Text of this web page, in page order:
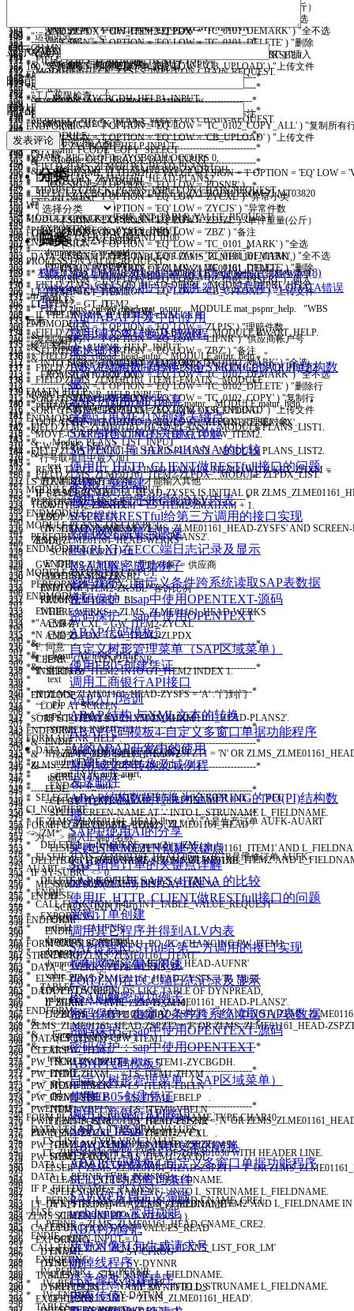
283
284
285
286
287
288
289
290
291
292
293
294
295
296
297
298
299
300
301
302
303
304
305
306
307
308
309
310
311
312
313
314
315
316
317
318
319
320
321
322
323
324
325
326
327
328
329
330
331
332
333
334
335
336
337
338
339
340
341
342
343
344
345
346
347
348
349
350
351
352
353
354
355
356
357
358
359
360
361
362
363
364
365
366
367
368
369
370
371
372
373
374
375
376
377
378
379
380
381
382
383
384
385
386
387
388
389
390
* dynprofield = 'ZLMS_ZLME01161_ITEM1-MATNR'
* value_org = 'S'
* TABLES
* value_tab = lt_matnr_dlh.
ENDMODULE.
*&---------------------------------------------------------------------*
*& Module ZYCBGDH_HELP1 INPUT
*&---------------------------------------------------------------------*
* text
*----------------------------------------------------------------------*
MODULE ZYCBGDH_HELP INPUT.
* DATA: BEGIN OF lt_ZYCBGDH OCCURS 0,
* ZYCBGDH TYPE ZLMT03820-ZYCBGDH,
* END OF lt_ZYCBGDH.
* SELECT ZYCBGDH INTO TABLE lt_ZYCBGDH FROM ZLMT03820
WHERE KGS = ''.
* CALL FUNCTION 'F4IF_INT_TABLE_VALUE_REQUEST'
* EXPORTING
* retfield = 'ZYCBGDH'
* dynpprog = sy-repid
* dynpnr = sy-dynnr
* dynprofield = 'ZLMS_ZLME01161_HEAD-ZYCBGDH'
* value_org = 'S'
* TABLES
* value_tab = lt_ZYCBGDH.
ENDMODULE.
*&---------------------------------------------------------------------*
*& Module AUFNR_HELP INPUT
*&---------------------------------------------------------------------*
* text
*----------------------------------------------------------------------*
MODULEAUFNR_HELP INPUT.
* PERFORM aufnr_help.
ENDMODULE.
*&---------------------------------------------------------------------*
*& Module PLANS_LIST INPUT
*&---------------------------------------------------------------------*
* text
*----------------------------------------------------------------------*
MODULE PLANS_LIST1 INPUT.
PERFORM PLANS_LIST USING 'PLANS1'.
ENDMODULE.
MODULE PLANS_LIST2 INPUT.
PERFORM PLANS_LIST USING 'PLANS2'.
ENDMODULE.
MODULE ZLPDX_LIST INPUT.
PERFORM PF_ZLPDX_LIST .
ENDMODULE.
*&---------------------------------------------------------------------*
*& Form AUFNR_HELP
*&---------------------------------------------------------------------*
* text
*----------------------------------------------------------------------*
* --> p1 text
* <-- p2 text
*----------------------------------------------------------------------*
FORMAUFNR_HELP .
* DATA: BEGIN OF lt_aufk OCCURS 0,
* aufnr TYPE aufk-aufnr,
* auart TYPE aufk-auart,
* END OF lt_aufk.
* SELECT aufnr auart INTO TABLE lt_aufk FROM aufk. "#EC
CI_NOWHERE
* IF ZLMS_ZLME01161_HEAD-lltyp = 'A'."A是生产订单 AUFK-AUART
<> 'ZM*'
* DELETE lt_aufk WHERE auart(2) = 'ZM'.
* ELSEIF ZLMS_ZLME01161_HEAD-lltyp = 'B'."B是维修订单 AUFK-
AUART = 'ZM*'
* DELETE lt_aufk WHERE auart(2) <> 'ZM'.
* ENDIF.
* CALL FUNCTION 'F4IF_INT_TABLE_VALUE_REQUEST'
* EXPORTING
* retfield = 'AUFNR'
* dynpprog = sy-repid
* dynpnr = sy-dynnr
* dynprofield = 'ZLMS_ZLME01161_HEAD-AUFNR'
* value_org = 'S'
* TABLES
* value_tab = lt_aufk.
ENDFORM.
*&---------------------------------------------------------------------*
*& Form PLANS_LIST
*&---------------------------------------------------------------------*
* text
*----------------------------------------------------------------------*
* --> p1 text
* <-- p2 text
*----------------------------------------------------------------------*
FORM PLANS_LIST USING P_FIELDNAME TYPE CHAR10.
DATA:LT_LIST TYPE VRM_VALUES,
LS_LIST TYPE VRM_VALUE,
LT_ZHRS01030 TYPE TABLE OF ZHRS01030 WITH HEADER LINE.
DATA: L_VRM_ID TYPE VRM_ID.
DATA: L_PERNR TYPE PERSNO.
IF P _FIELDNAME = 'PLANS1'.
L_ PERNR = ZLMS_ZLME01161_HEAD-CNAME_CRE1.
ELSE.
L_PERNR = ZLMS_ZLME01161_HEAD-CNAME CRE2.
ENDIF.
CALL FUNCTION 'ZFM_HR_GET_PLANS_LIST_FOR_LM'
EXPORTING
IV_PERNR = L_PERNR
* IV_BEGDA = SY-DATUM
* IV_ENDDA = SY-DATUM
TABLES
252
253
254
255
256
257
258
259
260
261
262
* text
*----------------------------------------------------------------------*
*&---------------------------------------------------------------------*
*& Module CHECK_FISTL_INPUT INPUT
*&---------------------------------------------------------------------*
* text
*----------------------------------------------------------------------*
MODULE
PERFORM CHECK_PLANS_INPUT.
ENDMODULE.
*&---------------------------------------------------------------------*
*& Module GET_HRAQX_DATA INPUT
*&---------------------------------------------------------------------*
* text
*----------------------------------------------------------------------*
MODULE CHECK_ZYSFS_INPUT INPUT.
PERFORM CHECK_ZYSFS_INPUT.
ENDMODULE.
184
185
186
187
188
189
190
191
192
193
194
195
196
197
198
199
200
201
202
203
204
205
206
207
208
209
210
211
212
213
214
215
216
217
218
219
220
221
222
223
224
225
226
227
228
229
230
231
232
233
234
235
236
237
238
239
240
241
242
243
244
245
246
247
248
249
250
251
252
253
254
255
256
257
258
259
260
261
262
263
264
265
266
267
268
269
270
271
272
273
274
275
276
277
278
279
280
281
282
283
284
285
286
287
288
289
290
291
"单件重量(公斤）
"全选
( SIGN = 'I' OPTION = 'EQ' LOW = 'TC_0101_DEMARK' ) "全不选
( SIGN = 'I' OPTION = 'EQ' LOW = 'TC_0101_DELETE' ) "删除
'TC_0101_INSERT' ) "插入
( SIGN = 'I' OPTION = 'EQ' LOW = 'CB_UPLOAD' ) "上传文件
).
II_FIELDNAME_A_ITEM2[] = VALUE #(
"备注
( SIGN = 'I' OPTION = 'EQ' LOW = 'TC_0102_COPY_ALL' ) "复制所有
( SIGN = 'I' OPTION = 'EQ' LOW = 'CB_UPLOAD' ) "上传文件
).
II_FIELDNAME_B_ITEM1[] = VALUE #( ( SIGN = 'I' OPTION = 'EQ' LOW =
( SIGN = 'I' OPTION = 'EQ' LOW = 'POSNR' )
( SIGN = 'I' OPTION = 'EQ' LOW = 'ZYCXL' ) "异常小类
( SIGN 'I' OPTION = 'EQ' LOW = 'ZYCJS' ) "异常件数
( SIGN = 'I' OPTION = 'EQ' LOW = 'ZDJZL' ) "单件重量(公斤）
( SIGN = 'I' OPTION = 'EQ' LOW = 'ZBZ' ) "备注
( SIGN = 'I' OPTION = 'EQ' LOW = 'TC_0101_MARK' ) "全选
( SIGN = 'I' OPTION = 'EQ' LOW = 'TC_0101_DEMARK' ) "全不选
( SIGN = 'I' OPTION = 'EQ' LOW = 'TC_0101_DELETE' ) "删除
( SIGN = 'I' OPTION = 'EQ' LOW = 'TC_0101_INSERT' ) "插入
( SIGN = 'I' OPTION = 'EQ' LOW = 'CB_UPLOAD' ) "上传文件
).
II_FIELDNAME_B_ITEM2[] = VALUE #(
( SIGN = 'I' OPTION = 'EQ' LOW = 'ZLPJS' ) "理赔件数
( SIGN = 'I' OPTION = 'EQ' LOW = 'LIFNR' ) "供应商帐户号
( SIGN = 'I' OPTION = 'EQ' LOW = 'ZBZ' ) "备注
( SIGN = 'I' OPTION = 'EQ' LOW = 'TC_0102_MARK' ) "全选
( SIGN = 'I' OPTION = 'EQ' LOW = 'TC_0102_DEMARK' ) "全不选
( SIGN = 'I' OPTION = 'EQ' LOW = 'TC_0102_DELETE' ) "删除行
( SIGN = 'I' OPTION = 'EQ' LOW = 'TC_0102_COPY' ) "复制行
( SIGN = 'I' OPTION = 'EQ' LOW = 'CB_UPLOAD' ) "上传文件
( SIGN = 'I' OPTION = 'EQ' LOW = 'ZLPDX' ) "理赔对象
).
"进入界面运输方式必输，才能输入其他
IF ( ZLMS_ZLME01161_HEAD-ZYSFS IS INITIAL OR ZLMS ZLME01161
TCODE = GV_CREATE.
LOOP AT SCREEN.
IF SCREEN-NAME NE 'ZLMS_ZLME01161_HEAD-ZYSFS' AND SCREEN-
'ZLMS_ZLME01161_HEAD-WERKS'.
SCREEN-INPUT = 0.
ENDIF.
MODIFY SCREEN.
ENDLOOP.
RETURN.
ENDIF.
*"A 已保存
*N 已提交
*F 同意
*J 拒绝
*T 退回修改 "
IF ZLMS_ZLME01161_HEAD-ZYSFS = 'A' ."门到门
LOOP AT SCREEN.
IF SCREEN-NAME = 'ZLMS_ZLME01161_HEAD-PLANS2'
SCREEN-INPUT = 0.
ENDIF.
IF ( ZLMS_ZLME01161_HEAD-ZSPZT1 = 'N' OR ZLMS ZLME01161
ZLMS_ZLME01161_HEAD-ZSPZT1 = 'J' )."
SCREEN-INPUT = 0.
ELSE.
CLEAR: L_STRUNAME, L_FIELDNAME.
SPLIT SCREEN-NAMEAT '-' INTO L_STRUNAME L FIELDNAME
IF L_STRUNAME = 'ZLMS_ZLME01161_HEAD'.
ELSEIF ( L_STRUNAME = 'ZLMS_ZLME01161_ITEM1' AND L
OR ( L_STRUNAME = 'ZLMS_ZLME01161_ITEM2'AND L_
."
SCREEN-INPUT = 1.
ELSE.
SCREEN-INPUT = 0.
ENDIF.
ENDIF.
MODIFY SCREEN.
ENDLOOP.
ELSEIF ZLMS_ZLME01161_HEAD-ZYSFS = 'B'. "短驳
LOOP AT SCREEN.
IF SCREEN-NAME = 'ZLMS_ZLME01161_HEAD-PLANS2'
IF ZLMS_ZLME01161_HEAD-ZSPZT1 = 'F'AND NOT ( ZLMS_
ZLMS_ZLME01161_HEAD-ZSPZT2 = 'F' OR ZLMS_ZLME01161 HEAD-
SCREEN-INPUT = 1.
ELSE.
SCREEN-INPUT = 0.
ENDIF.
MODIFY SCREEN.
CONTINUE.
ENDIF.
IF ( ZLMS_ZLME01161_HEAD-ZSPZT2 = 'N' OR ZLMS_ZLME01161
ZLMS_ZLME01161_ HEAD-ZSPZT2 = 'J' )
OR ZLMS_ZLME01161_HEAD-ZSPZT1 = 'N'
SCREEN-INPUT = 0.
ELSEIF ( ZLMS_ZLME01161_HEAD-ZSPZT1 = 'F' OR ZLMS_ZLME01161
CLEAR: L_STRUNAME, L_FIELDNAME
SPLIT SCREEN-NAMEAT '-' INTO L STRUNAME L FIELDNAME
IF L_STRUNAME = 'ZLMS_ZLME01161_ITEM2'AND L FIELDNAME IN
SCREEN-INPUT = 1.
ELSE.
SCREEN-INPUT = 0.
ENDIF.
ELSE.
CLEAR: L_STRUNAME, L_FIELDNAME
SPLIT SCREEN-NAMEAT '-' INTO L_STRUNAME L FIELDNAME
IF L_STRUNAME = 'ZLMS_ZLME01161_HEAD'
148
149
150
151
152
153
154
155
156
157
158
159
160
161
162
163
164
165
166
167
168
169
170
171
172
173
174
175
176
177
178
179
180
181
182
183
184
185
186
187
188
189
190
191
192
193
194
195
196
197
198
199
200
201
202
203
204
205
206
207
208
209
210
211
212
213
214
215
216
217
218
219
220
221
222
223
224
225
226
227
228
229
230
231
232
233
234
235
236
237
238
239
240
241
242
243
244
245
246
247
248
249
250
251
252
253
254
255
256
AND ZLPDX = GW_ITEM2-ZLPDX
.
GW_ITEM2 ZKSBL /
100."客诉重量 = 理赔重量 * 客诉比例.
APPEND GW_ITEM2 TO GT_ITEM2.
ENDLOOP
ENDFORM.
*&---------------------------------------------------------------------*
*& Form FCODE_COPY_SELECT
*&---------------------------------------------------------------------*
* text
*----------------------------------------------------------------------*
* --> p1 text
* <-- p2 text
*----------------------------------------------------------------------*
FORM FCODE_COPY_SELECTED .
DATA: LT_ITEM1 TYPE TABLE OF ZLMS_ZLME01161_ITEM1,
LT_ITEM2 TYPE TABLE OF ZLMS_ZLME01161_ITEM2.
LT_ITEM1 = GT_ITEM1.
LT_ITEM2 = GT_ITEM2.
**复制选择行
* SELECT *
* INTO TABLE @DATA(LT_ZLMT03820_DX)
* FROM ZLMT03820_DX.
SORT GT_ITEM1 BY ZHXM.
SORT GT_ITEM2 BY ZHXM ZMXHXM DESCENDING.
LOOP AT GT_ITEM1 INTO DATA(LS_ITEM1) WHERE SEL = 'X'.
MOVE-CORRESPONDING LS_ITEM1 TO GW_ITEM2.
GW_ITEM2-SEL = ''.
"行号取项目中最大加1
READ TABLE GT_ITEM2 INTO DATA(LS_ITEM2) WITH KEY ZHXM =
LS_ITEM1-ZHXM.
IF SY-SUBRC = 0.
GW_ITEM2-ZMXHXM = LS_ITEM2-ZMXHXM + 1.
ELSE.
GW_ITEM2-ZMXHXM = 1.
ENDIF.
GW_ITEM2-ZLPDX = ''."理赔对象 = 供应商
SELECT SINGLE ZKSBL
INTO GW_ITEM2-ZKSBL "客诉比例
FROM ZLMT03820 BL
WHERE WERKS = ZLMS_ZLME01161_HEAD-WERKS
AND ZYCXL = GW_ITEM2-ZYCXL
AND ZLPDX = GW_ITEM2-ZLPDX
.
CLEAR: GW_ITEM2-LIFNR.
INSERT GW_ITEM2 INTO GT_ITEM2 INDEX 1.
ENDLOOP.
SORT GT_ITEM2 BY ZHXM ZMXHXM .
ENDFORM.
*&---------------------------------------------------------------------*
*& Form FCODE_DELETE_ROW2
*&---------------------------------------------------------------------*
* text
*----------------------------------------------------------------------*
* -->P_GT_ITEM1 text
*----------------------------------------------------------------------*
FORM FCODE_DELETE_ROW2 .
"为 <...> 插入正确的名称.
DELETE GT_ITEM2 WHERE SEL IS NOT INITIAL.
IF SY-SUBRC <> 0.
MESSAGE S020(ZLM01) DISPLAY LIKE 'W'.
ENDIF.
ENDFORM.
FORM CALCULATE_ITEM1_PO_TC CHANGING PW_ITEM1
STRUCTURE ZLMS_ZLME01161_ITEM1.
DATA: L_WERKS TYPE WERKS_D.
DATA: LT_DYNPFIELDS LIKE TABLE OF DYNPREAD,
L_ZHXM TYPE ZLM_HXM10,
L_ZBGDH TYPE ZBGDH.
DATA(LS_ITEM1) = PW_ITEM1.
CLEAR:PW_ITEM1.
PW_ITEM1-ZYCBGDH = LS_ ITEM1-ZYCBGDH.
PW_ITEM1-ZHXM = LS_ITEM1-ZHXM
.
PW_ ITEM1-EBELN = LS_ITEM1-EBELN .
PW_ ITEM1-EBELP = LS_ITEM1-EBELP
.
PW_ITEM1-VBELN = LS_ITEM1-VBELN .
PW_ITEM1-POSNR = LS_ITEM1-POSNR
.
PW_ITEM1-ZYCXL = LS_ITEM1-ZYCXL
.
PW_ITEM1-ZYCXLMS = LS_ITEM1-ZYCXLMS
.
PW_ITEM1-ZYCDL = LS_ITEM1-ZYCDL .
LT_DYNPFIELDS[] = VALUE #( ( FIELDNAME =
'ZLMS_ZLME01161_HEAD-WERKS' ) ).
CALL FUNCTION 'DYNP_VALUES_READ'
EXPORTING
DYNAME
= SY-CPROG
DYNUMB
= SY-DYNNR
TABLES
DYNPFIELDS
= LT_DYNPFIELDS
EXCEPTIONS
109
110
111
112
113
114
115
116
117
118
119
120
121
122
123
124
125
126
127
128
129
130
131
132
133
134
135
136
137
138
139
140
141
142
143
144
145
"运输方式
CHAIN.
FIELD ZLMS_ZLME01161_HEAD-ZYSFS.
MODULE CHECK_ZYSFS_INPUT ON CHAIN-REQUEST.
ENDCHAIN
"工厂权限检查
FIELD
MODULE CHECK_WERKS_INPUT ON CHAIN-REQUEST.
"职位1,职位2输入检查
CHAIN.
FIELD ZLMS_ZLME01161_HEAD-PLANS1.
FIELD ZLMS_ZLME01161_HEAD-PLANS2.
MODULE CHECK_PLANS_INPUT ON CHAIN-REQUEST.
ENDCHAIN.
MODULE USER_COMMAND_0100.
*--------------------------------------------------------------------*
PROCESS ON VALUE-REQUEST.
** FIELD zlms_cjllsqd_head-llsqd MODULE llsqd_help. "领料申请单
* FIELD ZLMS_CJLLSQD_HEAD-DEPRT MODULE DEPRT_HELP.
"申请部门
** FIELD zlms_cjllsqd_head-mat_pspnr MODULE mat_pspnr_help. "WBS
元素
* FIELD ZLMS_CJLLSQD_HEAD-BWART MODULE BWART_HELP.
"移动类型
** FIELD zlms_cjllsqd_head-aufnr MODULE aufnr_help. "
* FIELD ZLMS_ZLME01161_ITEM1-PSRQ MODULE DATE_HELP2.
* FIELD ZLMS_ZLME01161_ITEM1-EMATN MODULE
EMATN_HELP. "
** FIELD ZLMS_ZLME01161_ITEM1-matnr MODULE matnr_help. "
*
FIELD ZLMS_ZLME01161_HEAD-PLANS1 MODULE PLANS _LIST1
"
FIELD ZLMS_ZLME01161 _HEAD-PLANS2 MODULE PLANS LIST2
"
* FIELD ZLMS_ZLME01161_ITEM2-ZLPDX MODULE ZLPDX_LIST. "
*--------------------------------------------------------------------*
显示名称
邮箱
网站
分类
分
类
归类
权限(24) ODATA(20) saplearners(10) netweaver gateway(8)
Gateway(7) CDS(6) 用户(5) 服务器(4) 互联网(3) ODATA错误
(3)
AI的ABAP开发中的使用
常用域文本转换及域例程
发送邮件
ABAP结构数据转换为全STRING的PO(PI)结构数
据
SAP中使用AI的分享
采购订单ME21N创建关键点
SAP 销售订单的关键点详解
SAP ECC 与 SAP S/4HANA 的比较
使用IF_HTTP_CLIENT做RESTfull接口的问题
采购订单创建
调用其它程序并得到ALV内表
SAP提供RESTful给第三方调用的接口实现
控制网站流量与限速
PO(PI,XI)在ECC端日志记录及显示
RSA加解密成功例子
密码保护：自定义条件跨系统读取SAP表数据
密码保护：sap中使用OPENTEXT-源码
密码保护：sap中使用OPENTEXT
ABAP代码模板5
自定义树形管理菜单（SAP区域菜单）
使用FB05创建凭证
调用工商银行API接口
SAP入门培训
ABAP 结构 与XML文本的转换
ABAP代码模板4-自定义多窗口单据功能程序
AI的ABAP开发中的使用
常用域文本转换及域例程
发送邮件
ABAP结构数据转换为全STRING的PO(PI)结构数
据
SAP中使用AI的分享
采购订单ME21N创建关键点
SAP 销售订单的关键点详解
SAP ECC 与 SAP S/4HANA 的比较
使用IF_HTTP_CLIENT做RESTfull接口的问题
采购订单创建
调用其它程序并得到ALV内表
SAP提供RESTful给第三方调用的接口实现
控制网站流量与限速
PO(PI,XI)在ECC端日志记录及显示
RSA加解密成功例子
密码保护：自定义条件跨系统读取SAP表数据
密码保护：sap中使用OPENTEXT-源码
密码保护：sap中使用OPENTEXT
ABAP代码模板5
自定义树形管理菜单（SAP区域菜单）
使用FB05创建凭证
调用工商银行API接口
SAP入门培训
ABAP 结构 与XML文本的转换
ABAP代码模板4-自定义多窗口单据功能程序
SELECT动态查询条件
SAP WEB 自定义登陆
webdynpro 常用功能
ABAP历险记
历史对像打包生成请求号
防掉线程序
任意修改,创建程序
内存传值